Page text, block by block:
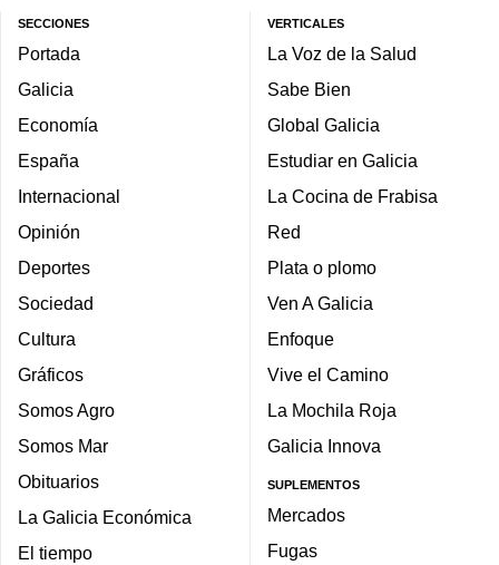
SECCIONES
Portada
Galicia
Economía
España
Internacional
Opinión
Deportes
Sociedad
Cultura
Gráficos
Somos Agro
Somos Mar
Obituarios
La Galicia Económica
El tiempo
VERTICALES
La Voz de la Salud
Sabe Bien
Global Galicia
Estudiar en Galicia
La Cocina de Frabisa
Red
Plata o plomo
Ven A Galicia
Enfoque
Vive el Camino
La Mochila Roja
Galicia Innova
SUPLEMENTOS
Mercados
Fugas